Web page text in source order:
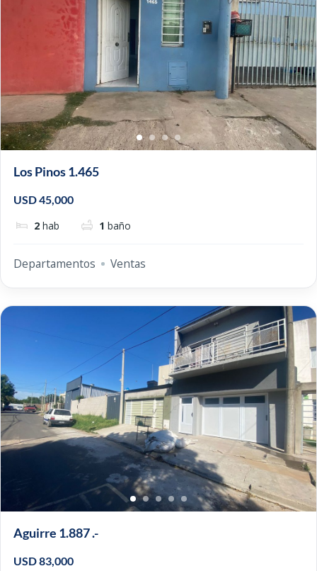
Los Pinos 1.465
USD 45,000
2 hab 1 baño
Departamentos Ventas
Aguirre 1.887 .-
USD 83,000